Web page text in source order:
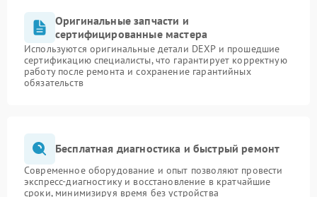
Оригинальные запчасти и
сертифицированные мастера
Используются оригинальные детали DEXP и прошедшие
сертификацию специалисты, что гарантирует корректную
работу после ремонта и сохранение гарантийных
обязательств
Бесплатная диагностика и быстрый ремонт
Современное оборудование и опыт позволяют провести
экспресс-диагностику и восстановление в кратчайшие
сроки, минимизируя время без устройства